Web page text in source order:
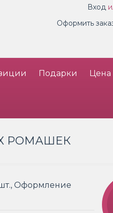
Вход
Оформить
Подарки Цена
РОМАШЕК
Оформление